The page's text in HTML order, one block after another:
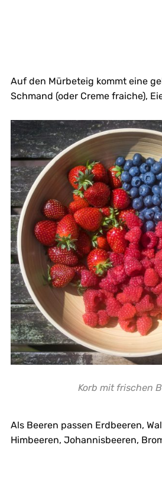
Auf den Mürbeteig kommt eine
Schmand (oder Creme fraiche),
Korb mit frischen
Als Beeren passen Erdbeeren,
Himbeeren, Johannisbeeren,